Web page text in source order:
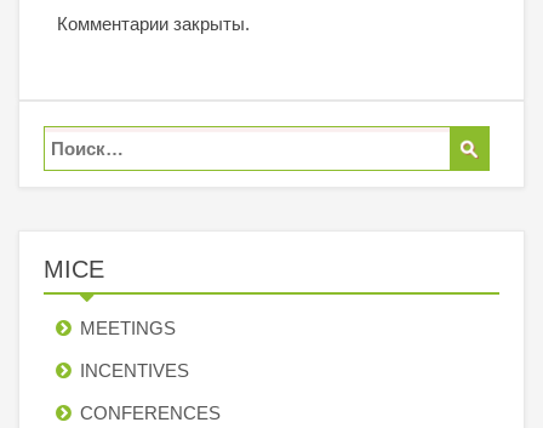
Комментарии закрыты.
MICE
MEETINGS
INCENTIVES
СONFERENCES